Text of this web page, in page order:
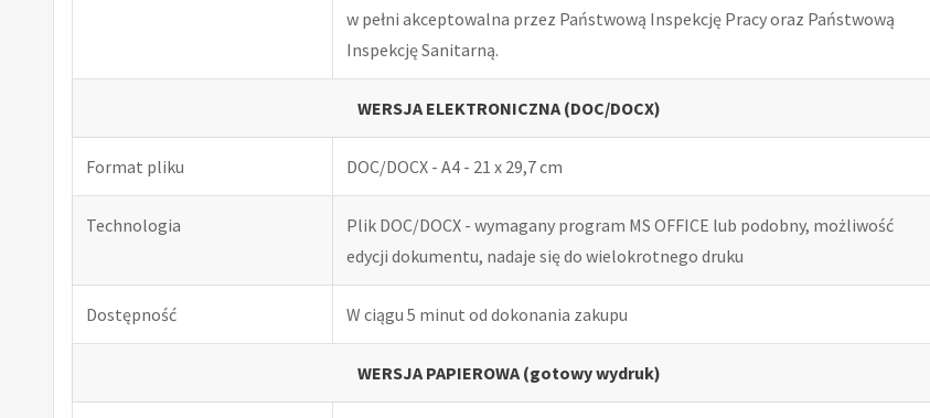
w pełni akceptowalna przez Państwową Inspekcję Pracy oraz Państwową
Inspekcję Sanitarną.
WERSJA ELEKTRONICZNA (DOC/DOCX)
Format pliku DOC/DOCX - A4 - 21 x 29,7 cm
Technologia
Plik DOC/DOCX - wymagany program MS OFFICE lub podobny, możliwość
edycji dokumentu, nadaje się do wielokrotnego druku
Dostępność W ciągu 5 minut od dokonania zakupu
WERSJA PAPIEROWA (gotowy wydruk)